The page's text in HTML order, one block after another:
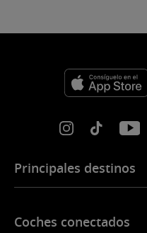
Principales destinos
eSIM para Europa
Coches conectados